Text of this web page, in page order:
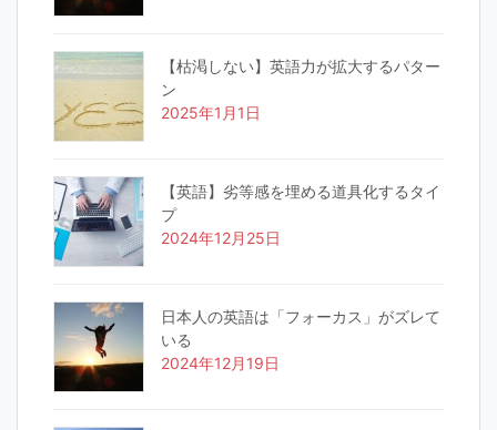
【枯渇しない】英語力が拡大するパター
ン
2025年1月1日
【英語】劣等感を埋める道具化するタイ
プ
2024年12月25日
日本人の英語は「フォーカス」がズレて
いる
2024年12月19日